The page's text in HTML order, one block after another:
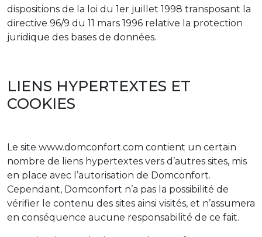
dispositions de la loi du 1er juillet 1998 transposant la
directive 96/9 du 11 mars 1996 relative la protection
juridique des bases de données.
LIENS HYPERTEXTES ET
COOKIES
Le site www.domconfort.com contient un certain
nombre de liens hypertextes vers d’autres sites, mis
en place avec l’autorisation de Domconfort.
Cependant, Domconfort n’a pas la possibilité de
vérifier le contenu des sites ainsi visités, et n’assumera
en conséquence aucune responsabilité de ce fait.